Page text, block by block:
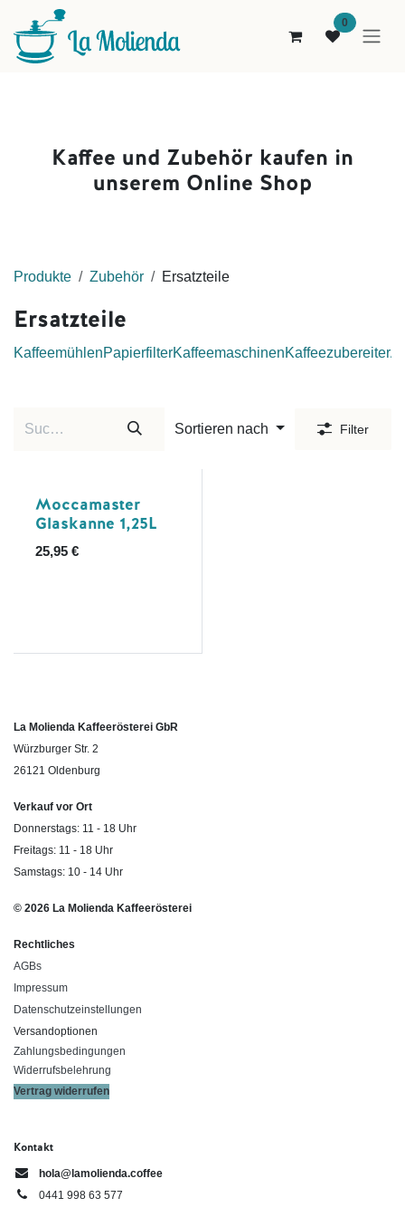
Zum Inhalt springen
0
Kaffee und Zubehör kaufen in
unserem Online Shop
Produkte Zubehör Ersatzteile
Ersatzteile
KaffeemühlenPapierfilterKaffeemaschinenKaffeezubereiter
Sortieren nach Filter
Moccamaster
Glaskanne 1,25L
25,95 €
La Molienda Kaffeerösterei GbR
Würzburger Str. 2
26121 Oldenburg
Verkauf vor Ort
Donnerstags: 11 - 18 Uhr
Freitags: 11 - 18 Uhr
Samstags: 10 - 14 Uhr
© 2026 La Molienda Kaffeerösterei
Rechtliches
AGBs
Impressum
Datenschutzeinstellungen
Versandoptionen
Zahlungsbedingungen
Widerrufsbelehrung
Vertrag widerrufen
Kontakt
hola@lamolienda.coffee
0441 998 63 577